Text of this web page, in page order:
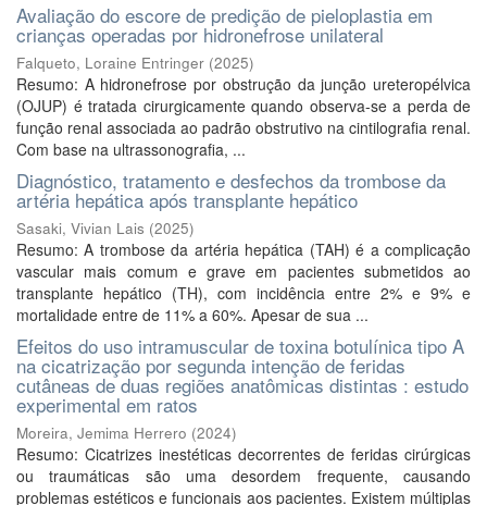
Avaliação do escore de predição de pieloplastia em
crianças operadas por hidronefrose unilateral
Falqueto, Loraine Entringer (2025)
Resumo: A hidronefrose por obstrução da junção ureteropélvica
(OJUP) é tratada cirurgicamente quando observa-se a perda de
função renal associada ao padrão obstrutivo na cintilografia renal.
Com base na ultrassonografia, ...
Diagnóstico, tratamento e desfechos da trombose da
artéria hepática após transplante hepático
Sasaki, Vivian Lais (2025)
Resumo: A trombose da artéria hepática (TAH) é a complicação
vascular mais comum e grave em pacientes submetidos ao
transplante hepático (TH), com incidência entre 2% e 9% e
mortalidade entre de 11% a 60%. Apesar de sua ...
Efeitos do uso intramuscular de toxina botulínica tipo A
na cicatrização por segunda intenção de feridas
cutâneas de duas regiões anatômicas distintas : estudo
experimental em ratos
Moreira, Jemima Herrero (2024)
Resumo: Cicatrizes inestéticas decorrentes de feridas cirúrgicas
ou traumáticas são uma desordem frequente, causando
problemas estéticos e funcionais aos pacientes. Existem múltiplas